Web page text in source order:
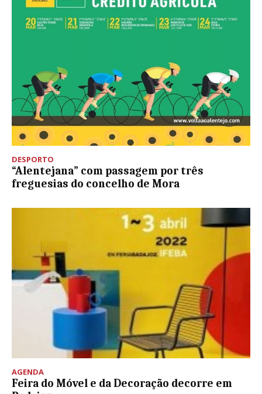
DESPORTO
“Alentejana” com passagem por três
freguesias do concelho de Mora
AGENDA
Feira do Móvel e da Decoração decorre em